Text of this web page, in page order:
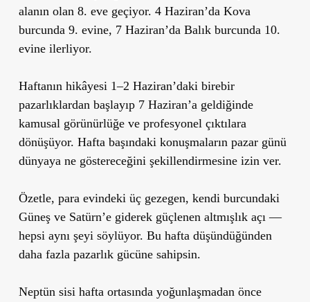
alanın olan 8. eve geçiyor. 4 Haziran’da Kova
burcunda 9. evine, 7 Haziran’da Balık burcunda 10.
evine ilerliyor.
Haftanın hikâyesi 1–2 Haziran’daki birebir
pazarlıklardan başlayıp 7 Haziran’a geldiğinde
kamusal görünürlüğe ve profesyonel çıktılara
dönüşüyor. Hafta başındaki konuşmaların pazar günü
dünyaya ne göstereceğini şekillendirmesine izin ver.
Özetle, para evindeki üç gezegen, kendi burcundaki
Güneş ve Satürn’e giderek güçlenen altmışlık açı —
hepsi aynı şeyi söylüyor. Bu hafta düşündüğünden
daha fazla pazarlık gücüne sahipsin.
Neptün sisi hafta ortasında yoğunlaşmadan önce